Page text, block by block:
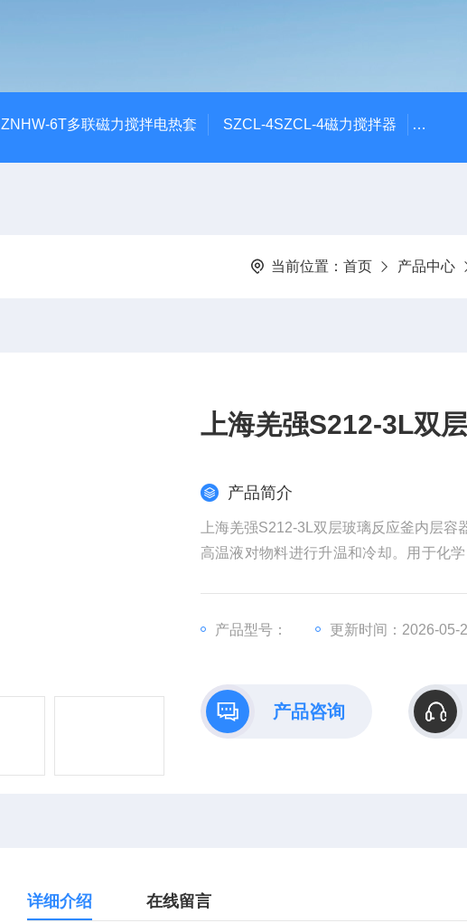
ZNHW-6T多联磁力搅拌电热套 SZCL-4SZCL-4磁力搅拌器 DF-
当前位置： 首页 产品中心
上海羌强S212-3L双
产品简介
上海羌强S212-3L双层玻璃反应釜内层
高温液对物料进行升温和冷却。用于化
产品型号：
更新时间：2026-05-
产品咨询
详细介绍 在线留言